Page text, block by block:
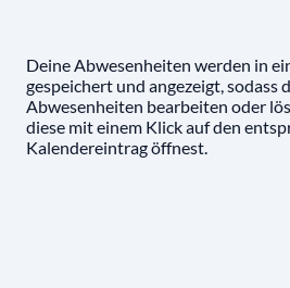
Deine Abwesenheiten werden in
gespeichert und angezeigt, sodass
Abwesenheiten bearbeiten oder
diese mit einem Klick auf den
Kalendereintrag öffnest.